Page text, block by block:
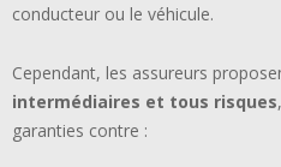
conducteur ou le véhicule.
Cependant, les assureurs
intermédiaires et tous risques
garanties contre :